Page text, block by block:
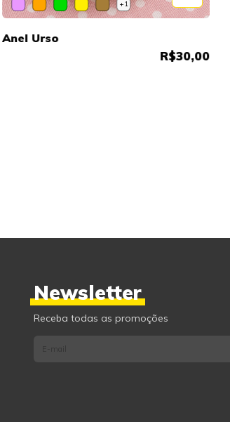
+1
Anel Urso
R$30,00
Newsletter
Receba todas as promoções